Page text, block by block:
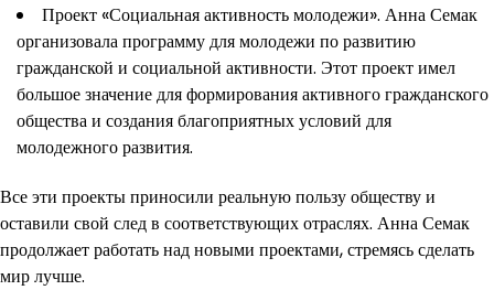
Проект «Социальная активность молодежи». Анна Семак
организовала программу для молодежи по развитию
гражданской и социальной активности. Этот проект имел
большое значение для формирования активного гражданского
общества и создания благоприятных условий для
молодежного развития.
Все эти проекты приносили реальную пользу обществу и
оставили свой след в соответствующих отраслях. Анна Семак
продолжает работать над новыми проектами, стремясь сделать
мир лучше.